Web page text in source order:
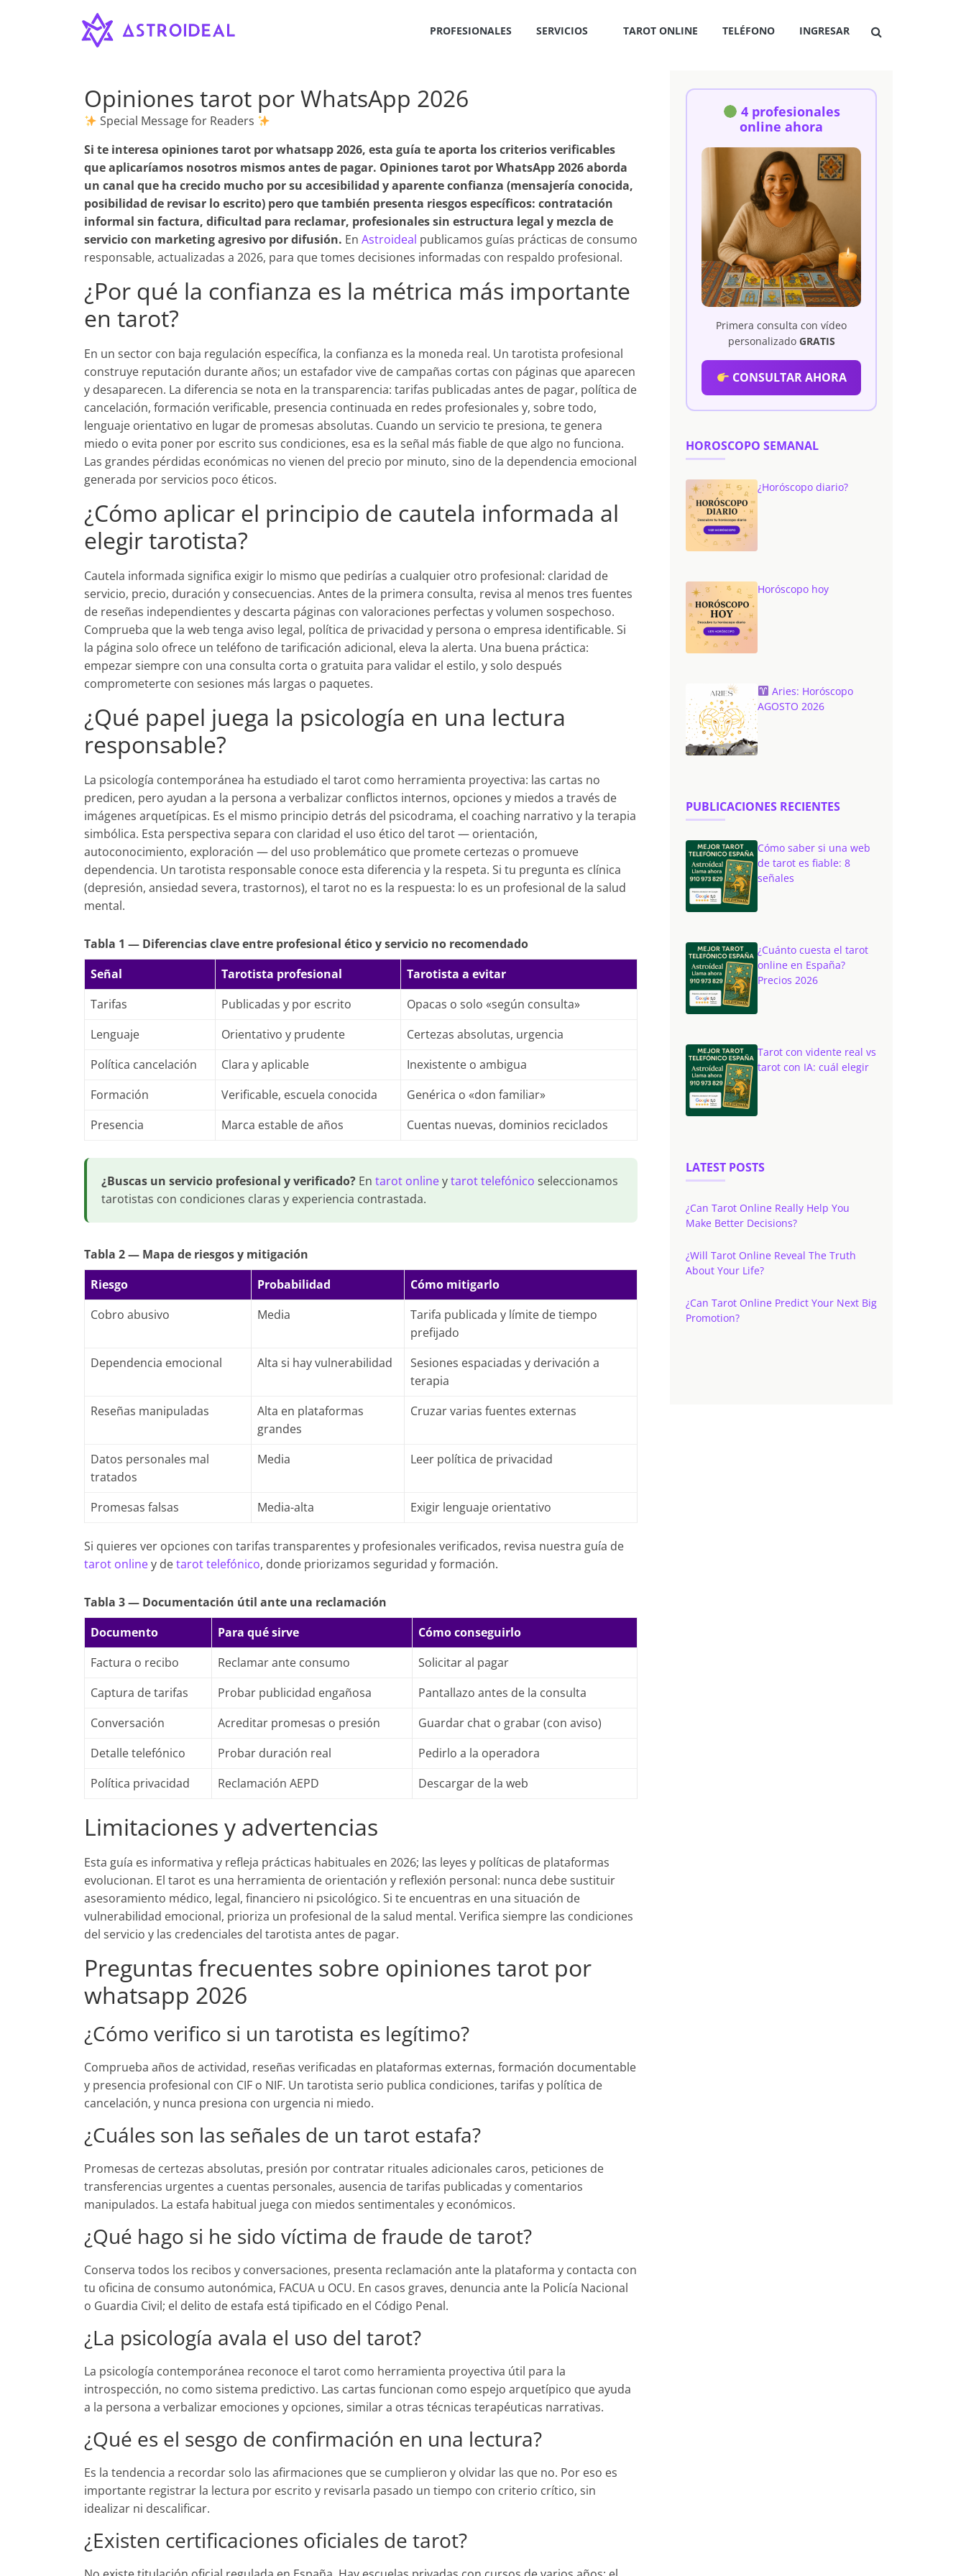
Astroideal
Blog
PROFESIONALES SERVICIOS TAROT ONLINE TELÉFONO INGRESAR
Opiniones tarot por WhatsApp 2026
Special Message for Readers
Si te interesa opiniones tarot por whatsapp 2026, esta guía te aporta los criterios verificables
que aplicaríamos nosotros mismos antes de pagar. Opiniones tarot por WhatsApp 2026 aborda
un canal que ha crecido mucho por su accesibilidad y aparente confianza (mensajería conocida,
posibilidad de revisar lo escrito) pero que también presenta riesgos específicos: contratación
informal sin factura, dificultad para reclamar, profesionales sin estructura legal y mezcla de
servicio con marketing agresivo por difusión. En Astroideal publicamos guías prácticas de consumo
responsable, actualizadas a 2026, para que tomes decisiones informadas con respaldo profesional.
¿Por qué la confianza es la métrica más importante
en tarot?
En un sector con baja regulación específica, la confianza es la moneda real. Un tarotista profesional
construye reputación durante años; un estafador vive de campañas cortas con páginas que aparecen
y desaparecen. La diferencia se nota en la transparencia: tarifas publicadas antes de pagar, política de
cancelación, formación verificable, presencia continuada en redes profesionales y, sobre todo,
lenguaje orientativo en lugar de promesas absolutas. Cuando un servicio te presiona, te genera
miedo o evita poner por escrito sus condiciones, esa es la señal más fiable de que algo no funciona.
Las grandes pérdidas económicas no vienen del precio por minuto, sino de la dependencia emocional
generada por servicios poco éticos.
¿Cómo aplicar el principio de cautela informada al
elegir tarotista?
Cautela informada significa exigir lo mismo que pedirías a cualquier otro profesional: claridad de
servicio, precio, duración y consecuencias. Antes de la primera consulta, revisa al menos tres fuentes
de reseñas independientes y descarta páginas con valoraciones perfectas y volumen sospechoso.
Comprueba que la web tenga aviso legal, política de privacidad y persona o empresa identificable. Si
la página solo ofrece un teléfono de tarificación adicional, eleva la alerta. Una buena práctica:
empezar siempre con una consulta corta o gratuita para validar el estilo, y solo después
comprometerte con sesiones más largas o paquetes.
¿Qué papel juega la psicología en una lectura
responsable?
La psicología contemporánea ha estudiado el tarot como herramienta proyectiva: las cartas no
predicen, pero ayudan a la persona a verbalizar conflictos internos, opciones y miedos a través de
imágenes arquetípicas. Es el mismo principio detrás del psicodrama, el coaching narrativo y la terapia
simbólica. Esta perspectiva separa con claridad el uso ético del tarot — orientación,
autoconocimiento, exploración — del uso problemático que promete certezas o promueve
dependencia. Un tarotista responsable conoce esta diferencia y la respeta. Si tu pregunta es clínica
(depresión, ansiedad severa, trastornos), el tarot no es la respuesta: lo es un profesional de la salud
mental.
Tabla 1 — Diferencias clave entre profesional ético y servicio no recomendado
Señal
Tarotista profesional
Tarotista a evitar
Tarifas
Publicadas y por escrito
Opacas o solo «según consulta»
Lenguaje
Orientativo y prudente
Certezas absolutas, urgencia
Política cancelación
Clara y aplicable
Inexistente o ambigua
Formación
Verificable, escuela conocida
Genérica o «don familiar»
Presencia
Marca estable de años Cuentas nuevas, dominios reciclados
¿Buscas un servicio profesional y verificado? En tarot onlineytarot telefónico seleccionamos
tarotistas con condiciones claras y experiencia contrastada.
Tabla 2 — Mapa de riesgos y mitigación
Riesgo
Probabilidad
Cómo mitigarlo
Cobro abusivo
Media
Tarifa publicada y límite de tiempo
prefijado
Dependencia emocional
Alta si hay vulnerabilidad
Sesiones espaciadas y derivación a
terapia
Reseñas manipuladas
Alta en plataformas
grandes
Cruzar varias fuentes externas
Datos personales mal
tratados
Media Leer política de privacidad
Promesas falsas Media-alta Exigir lenguaje orientativo
Si quieres ver opciones con tarifas transparentes y profesionales verificados, revisa nuestra guía de
tarot onliney detarot telefónico, donde priorizamos seguridad y formación.
Tabla 3 — Documentación útil ante una reclamación
Documento
Para qué sirve
Cómo conseguirlo
Factura o recibo
Reclamar ante consumo
Solicitar al pagar
Captura de tarifas
Probar publicidad engañosa
Pantallazo antes de la consulta
Conversación
Acreditar promesas o presión
Guardar chat o grabar (con aviso)
Detalle telefónico
Probar duración real
Pedirlo a la operadora
Política privacidad
Reclamación AEPD Descargar de la web
Limitaciones y advertencias
Esta guía es informativa y refleja prácticas habituales en 2026; las leyes y políticas de plataformas
evolucionan. El tarot es una herramienta de orientación y reflexión personal: nunca debe sustituir
asesoramiento médico, legal, financiero ni psicológico. Si te encuentras en una situación de
vulnerabilidad emocional, prioriza un profesional de la salud mental. Verifica siempre las condiciones
del servicio y las credenciales del tarotista antes de pagar.
Preguntas frecuentes sobre opiniones tarot por
whatsapp 2026
¿Cómo verifico si un tarotista es legítimo?
Comprueba años de actividad, reseñas verificadas en plataformas externas, formación documentable
y presencia profesional con CIF o NIF. Un tarotista serio publica condiciones, tarifas y política de
cancelación, y nunca presiona con urgencia ni miedo.
¿Cuáles son las señales de un tarot estafa?
Promesas de certezas absolutas, presión por contratar rituales adicionales caros, peticiones de
transferencias urgentes a cuentas personales, ausencia de tarifas publicadas y comentarios
manipulados. La estafa habitual juega con miedos sentimentales y económicos.
¿Qué hago si he sido víctima de fraude de tarot?
Conserva todos los recibos y conversaciones, presenta reclamación ante la plataforma y contacta con
tu oficina de consumo autonómica, FACUA u OCU. En casos graves, denuncia ante la Policía Nacional
o Guardia Civil; el delito de estafa está tipificado en el Código Penal.
¿La psicología avala el uso del tarot?
La psicología contemporánea reconoce el tarot como herramienta proyectiva útil para la
introspección, no como sistema predictivo. Las cartas funcionan como espejo arquetípico que ayuda
a la persona a verbalizar emociones y opciones, similar a otras técnicas terapéuticas narrativas.
¿Qué es el sesgo de confirmación en una lectura?
Es la tendencia a recordar solo las afirmaciones que se cumplieron y olvidar las que no. Por eso es
importante registrar la lectura por escrito y revisarla pasado un tiempo con criterio crítico, sin
idealizar ni descalificar.
¿Existen certificaciones oficiales de tarot?
4 profesionales
online ahora
Primera consulta con vídeo
personalizado GRATIS
CONSULTAR AHORA
HOROSCOPO SEMANAL
¿Horóscopo diario?
Horóscopo hoy
Aries: Horóscopo
AGOSTO 2026
PUBLICACIONES RECIENTES
Cómo saber si una web
de tarot es fiable: 8
señales
¿Cuánto cuesta el tarot
online en España?
Precios 2026
Tarot con vidente real vs
tarot con IA: cuál elegir
LATEST POSTS
¿Can Tarot Online Really Help You
Make Better Decisions?
¿Will Tarot Online Reveal The Truth
About Your Life?
¿Can Tarot Online Predict Your Next Big
Promotion?